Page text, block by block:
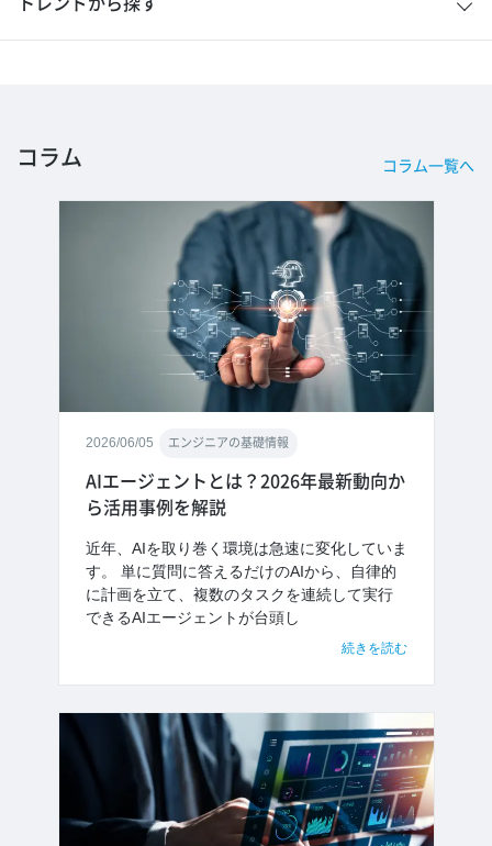
トレンドから探す
コラム コラム一覧へ
2026/06/05 エンジニアの基礎情報
AIエージェントとは？2026年最新動向か
ら活用事例を解説
近年、AIを取り巻く環境は急速に変化していま
す。 単に質問に答えるだけのAIから、自律的
に計画を立て、複数のタスクを連続して実行
できるAIエージェントが台頭し
続きを読む